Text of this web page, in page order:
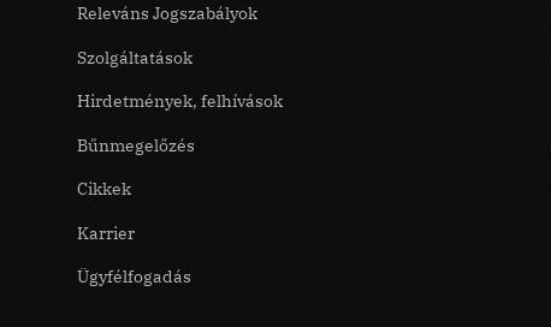
Releváns Jogszabályok
Szolgáltatások
Hirdetmények, felhívások
Bűnmegelőzés
Cikkek
Karrier
Ügyfélfogadás